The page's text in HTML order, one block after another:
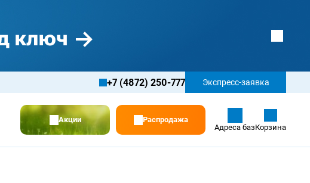
+7 (4872) 250-777 Экспресс-заявка
Акции
Распродажа
Адреса базКорзина